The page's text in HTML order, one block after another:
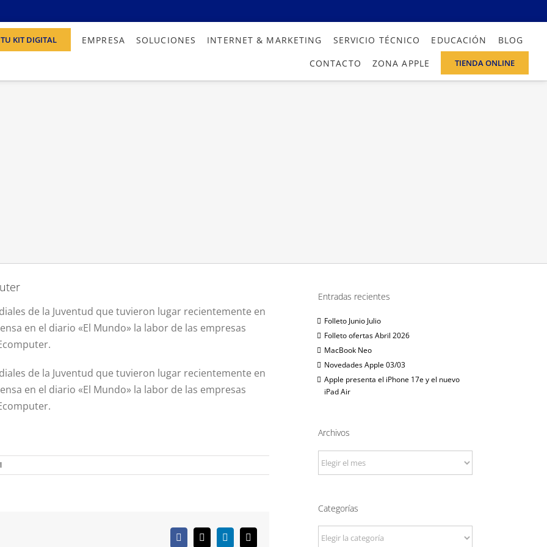
KIT DIGITAL EMPRESA SOLUCIONES INTERNET & MARKETING SERVICIO TÉCNICO EDUCACIÓN
BLOG
CONTACTO
ZONA APPLE TIENDA ONLINE
de la Juventud que tuvieron lugar recientemente en
en el diario «El Mundo» la labor de las empresas
de la Juventud que tuvieron lugar recientemente en
en el diario «El Mundo» la labor de las empresas
Facebook
X LinkedInCorreo
Entradas recientes
Folleto Junio Julio
Folleto ofertas Abril 2026
MacBook Neo
Novedades Apple 03/03
Apple presenta el iPhone 17e y el nuevo
iPad Air
Archivos
Archivos
Categorías
Categorías